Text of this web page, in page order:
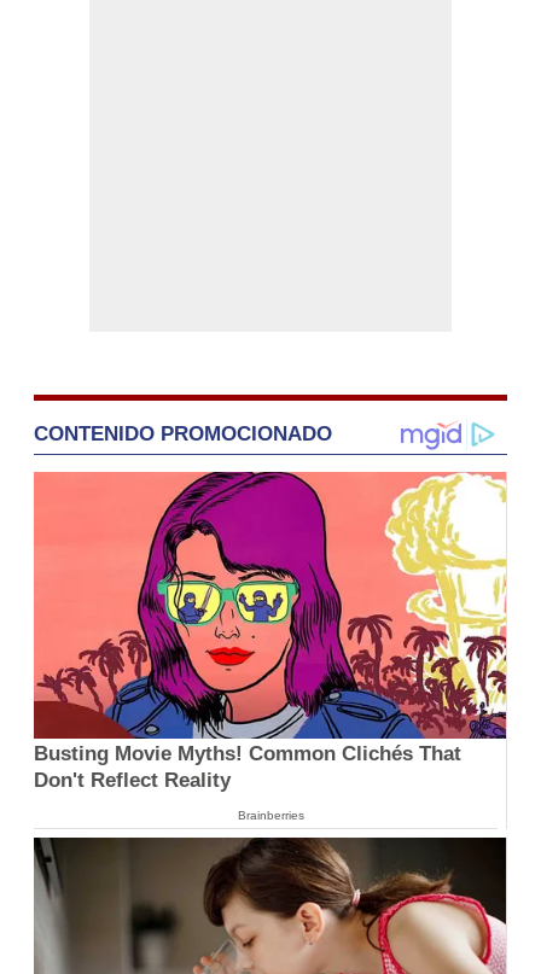
CONTENIDO PROMOCIONADO
Busting Movie Myths! Common Clichés That
Don't Reflect Reality
Brainberries